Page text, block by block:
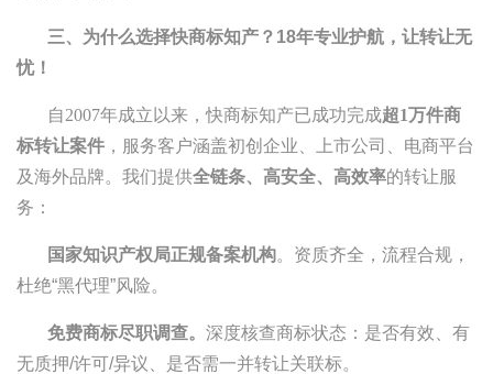
三、为什么选择快商标知产？18年专业护航，让转让无
忧！
自2007年成立以来，快商标知产已成功完成超1万件商
标转让案件 ，服务客户涵盖初创企业、上市公司、电商平台
及海外品牌。我们提供全链条、高安全、高效率的转让服
务：
国家知识产权局正规备案机构。资质齐全，流程合规，
杜绝“黑代理”风险。
免费商标尽职调查。 深度核查商标状态：是否有效、有
无质押/许可/异议、是否需一并转让关联标。